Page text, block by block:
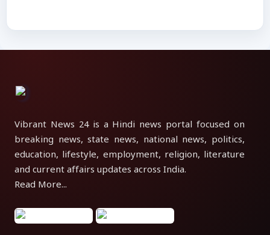
Vibrant News 24 is a Hindi news portal focused on
breaking news, state news, national news, politics,
education, lifestyle, employment, religion, literature
and current affairs updates across India.
Read More...